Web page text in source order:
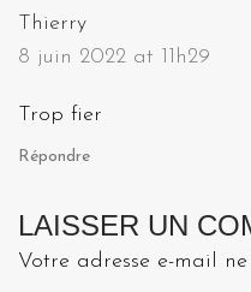
Thierry
8 juin 2022 at 11h29
Trop fier
Répondre
LAISSER UN
Votre adresse e-mail